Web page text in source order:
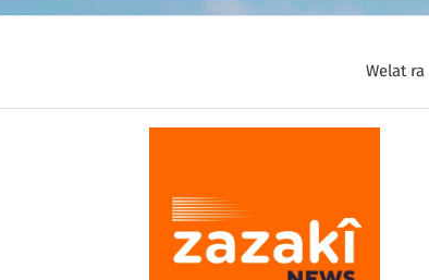
Welat ra